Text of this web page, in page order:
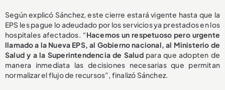
Según explicó Sánchez, este cierre estará vigente hasta que la
EPS les pague lo adeudado por los servicios ya prestados en los
hospitales afectados. “Hacemos un respetuoso pero urgente
llamado a la Nueva EPS, al Gobierno nacional, al Ministerio de
Salud y a la Superintendencia de Salud para que adopten de
manera inmediata las decisiones necesarias que permitan
normalizar el flujo de recursos”, finalizó Sánchez.